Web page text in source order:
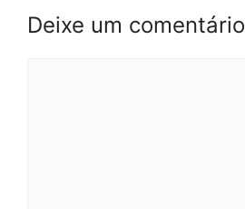
Deixe um comentário